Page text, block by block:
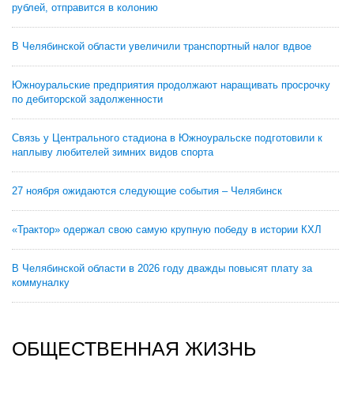
рублей, отправится в колонию
В Челябинской области увеличили транспортный налог вдвое
Южноуральские предприятия продолжают наращивать просрочку
по дебиторской задолженности
Связь у Центрального стадиона в Южноуральске подготовили к
наплыву любителей зимних видов спорта
27 ноября ожидаются следующие события – Челябинск
«Трактор» одержал свою самую крупную победу в истории КХЛ
В Челябинской области в 2026 году дважды повысят плату за
коммуналку
ОБЩЕСТВЕННАЯ ЖИЗНЬ